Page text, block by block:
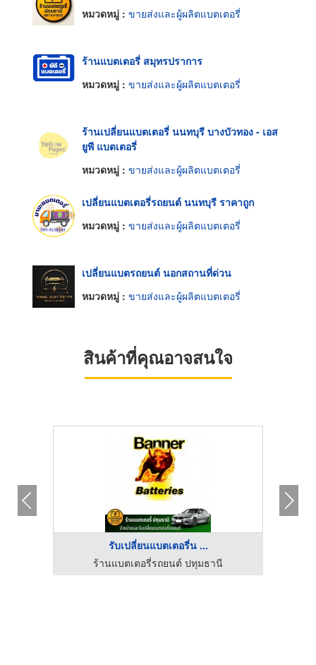
หมวดหมู่ : ขายส่งและผู้ผลิตแบตเตอรี่
ร้านแบตเตอรี่ สมุทรปราการ
หมวดหมู่ : ขายส่งและผู้ผลิตแบตเตอรี่
ร้านเปลี่ยนแบตเตอรี่ นนทบุรี บางบัวทอง - เอส
ยูพี แบตเตอรี่
หมวดหมู่ : ขายส่งและผู้ผลิตแบตเตอรี่
เปลี่ยนแบตเตอรี่รถยนต์ นนทบุรี ราคาถูก
หมวดหมู่ : ขายส่งและผู้ผลิตแบตเตอรี่
เปลี่ยนแบตรถยนต์ นอกสถานที่ด่วน
หมวดหมู่ : ขายส่งและผู้ผลิตแบตเตอรี่
สินค้าที่คุณอาจสนใจ
รับเปลี่ยนแบตเตอรี่น ...
ร้านแบตเตอรี่รถยนต์ ปทุมธานี